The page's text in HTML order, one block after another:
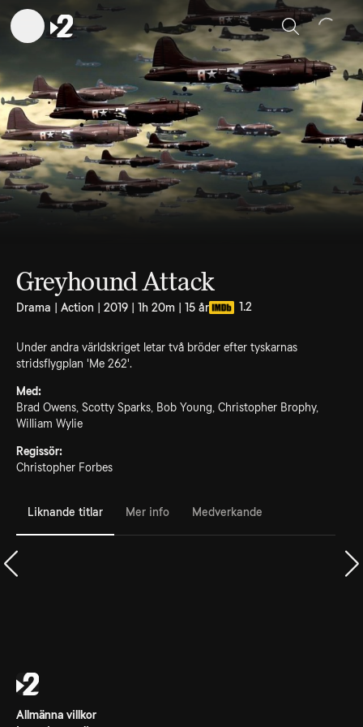
Sök
Greyhound Attack
Drama | Action | 2019 | 1h 20m | 15 år 1.2
Under andra världskriget letar två bröder efter tyskarnas
stridsflygplan 'Me 262'.
Med:
Brad Owens, Scotty Sparks, Bob Young, Christopher Brophy,
William Wylie
Regissör:
Christopher Forbes
Liknande titlar Mer info Medverkande
Allmänna villkor